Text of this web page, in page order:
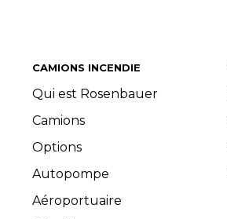
CAMIONS INCENDIE
Qui est Rosenbauer
Camions
Options
Autopompe
Aéroportuaire